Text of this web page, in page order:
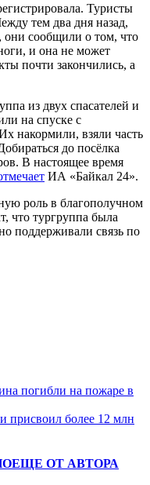
Туристы
тем два дня назад,
они сообщили о том, что
и она не может
почти закончились, а
из двух спасателей и
на спуске с
накормили, взяли часть
до посёлка
В настоящее время
ИА «Байкал 24».
роль в благополучном
что тургруппа была
поддерживали связь по
погибли на пожаре в
присвоил более 12 млн
ЕЩЕ ОТ АВТОРА